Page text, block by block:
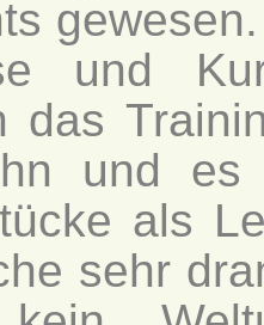
und
das
und
als
sehr